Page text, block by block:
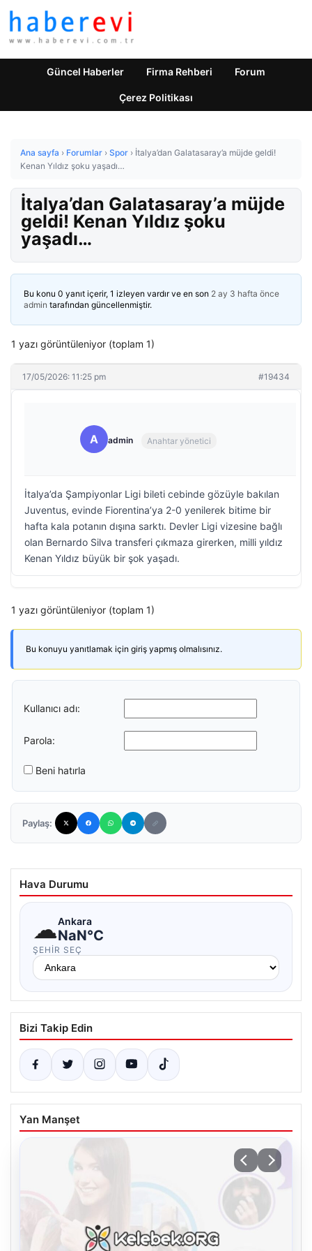
Güncel Haberler Firma Rehberi Forum
Çerez Politikası
Ana sayfa › Forumlar › Spor › İtalya’dan Galatasaray’a müjde geldi!
Kenan Yıldız şoku yaşadı…
İtalya’dan Galatasaray’a müjde
geldi! Kenan Yıldız şoku
yaşadı…
Bu konu 0 yanıt içerir, 1 izleyen vardır ve en son 2 ay 3 hafta önce
admin tarafından güncellenmiştir.
1 yazı görüntüleniyor (toplam 1)
17/05/2026: 11:25 pm #19434
A admin Anahtar yönetici
İtalya’da Şampiyonlar Ligi bileti cebinde gözüyle bakılan
Juventus, evinde Fiorentina’ya 2-0 yenilerek bitime bir
hafta kala potanın dışına sarktı. Devler Ligi vizesine bağlı
olan Bernardo Silva transferi çıkmaza girerken, milli yıldız
Kenan Yıldız büyük bir şok yaşadı.
1 yazı görüntüleniyor (toplam 1)
Bu konuyu yanıtlamak için giriş yapmış olmalısınız.
Kullanıcı adı:
Parola:
Beni hatırla
Paylaş:
Hava Durumu
☁Ankara
NaN°C
ŞEHIR SEÇ
Bizi Takip Edin
Yan Manşet